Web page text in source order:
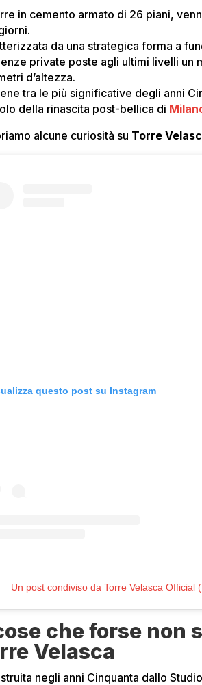
in cemento armato di 26 piani,
da una strategica forma a
private poste agli ultimi livelli un
d’altezza.
tra le più significative degli anni
della rinascita post-bellica di
alcune curiosità su Torre
questo post su Instagram
Un post condiviso da Torre Velasca Official
che forse non
Velasca
negli anni Cinquanta dallo